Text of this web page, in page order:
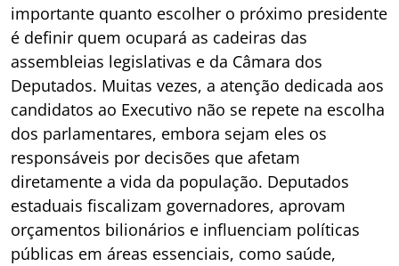
importante quanto escolher o próximo presidente
é definir quem ocupará as cadeiras das
assembleias legislativas e da Câmara dos
Deputados. Muitas vezes, a atenção dedicada aos
candidatos ao Executivo não se repete na escolha
dos parlamentares, embora sejam eles os
responsáveis por decisões que afetam
diretamente a vida da população. Deputados
estaduais fiscalizam governadores, aprovam
orçamentos bilionários e influenciam políticas
públicas em áreas essenciais, como saúde,